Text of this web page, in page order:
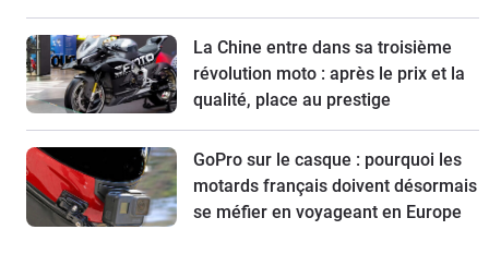
La Chine entre dans sa troisième
révolution moto : après le prix et la
qualité, place au prestige
GoPro sur le casque : pourquoi les
motards français doivent désormais
se méfier en voyageant en Europe